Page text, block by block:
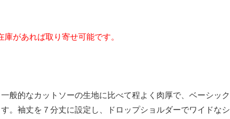
があれば取り寄せ可能です。
般的なカットソーの生地に比べて程よく肉厚で、ベーシッ
。袖丈を７分丈に設定し、ドロップショルダーでワイドな